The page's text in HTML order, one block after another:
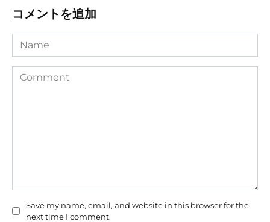
コメントを追加
Name
Comment
Save my name, email, and website in this browser for the
next time I comment.